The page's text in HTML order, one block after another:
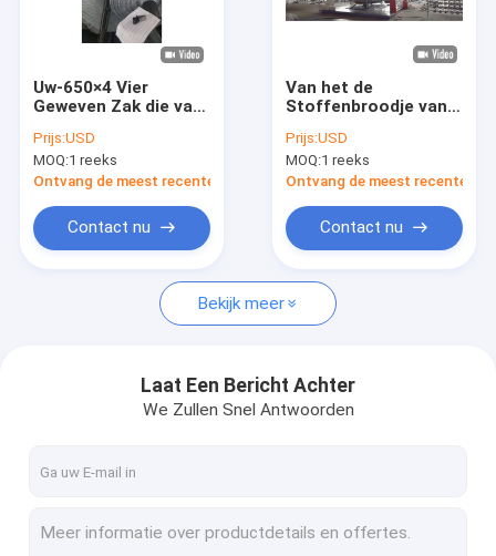
Ongeveer ons
Contacteer ons
Nieuws
Verzoek om een Citaat
De Lijn van de banduitdrijving
Monofilament Uitdrijvingslijn
Uw-650×4 Vier
Geweven Zak die van
Cirkelweefgetouw
Plastiek Machine
maken
Prijs:USD
MOQ:1 reeks
Ontvang de meest recente Prijs
Contact nu
Van het de
Stoffenbroodje van
de het Cementrijst
Zak Vier Machine van
het Pendel de
Prijs:USD
MOQ:1 reeks
Ontvang de meest recente
Contact nu
Bekijk meer
Laat Een Bericht Achter
We Zullen Snel Antwoorden